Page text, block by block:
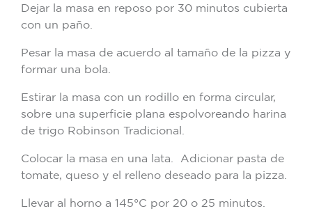
Dejar la masa en reposo por 30 minutos cubierta
con un paño.
Pesar la masa de acuerdo al tamaño de la pizza y
formar una bola.
Estirar la masa con un rodillo en forma circular,
sobre una superficie plana espolvoreando harina
de trigo Robinson Tradicional.
Colocar la masa en una lata. Adicionar pasta de
tomate, queso y el relleno deseado para la pizza.
Llevar al horno a 145°C por 20 o 25 minutos.